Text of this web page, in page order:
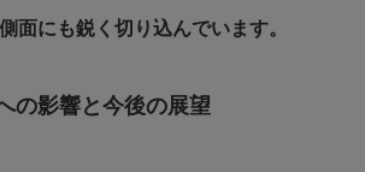
面にも鋭く切り込んでいます。
の影響と今後の展望